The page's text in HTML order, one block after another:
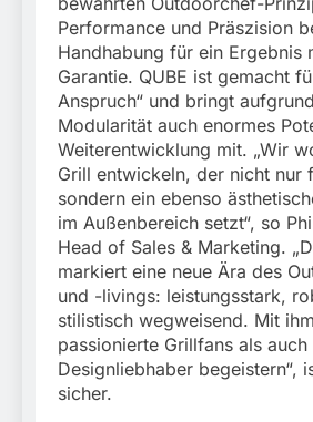
Performance und Präszision
Handhabung für ein Ergebnis
Garantie. QUBE ist gemacht
Anspruch“ und bringt
Modularität auch enormes
Weiterentwicklung mit. „Wir
Grill entwickeln, der nicht nur
sondern ein ebenso
im Außenbereich setzt“, so
Head of Sales & Marketing.
markiert eine neue Ära des
und -livings: leistungsstark,
stilistisch wegweisend. Mit
passionierte Grillfans als auch
Designliebhaber begeistern“,
sicher.